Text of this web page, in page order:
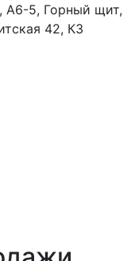
А6-5, Горный щит,
42, К3